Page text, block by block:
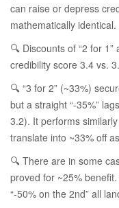
can raise or depress
mathematically identical.
🔍 Discounts of “2 for
credibility score 3.4 vs.
🔍 “3 for 2” (~33%)
but a straight “-35%”
3.2). It performs
translate into ~33% off
🔍 There are in some
proved for ~25% benefit.
“-50% on the 2nd” all